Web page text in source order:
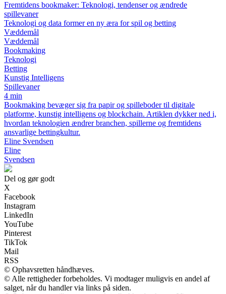
Fremtidens bookmaker: Teknologi, tendenser og ændrede
spillevaner
Teknologi og data former en ny æra for spil og betting
Væddemål
Væddemål
Bookmaking
Teknologi
Betting
Kunstig Intelligens
Spillevaner
4 min
Bookmaking bevæger sig fra papir og spilleboder til digitale
platforme, kunstig intelligens og blockchain. Artiklen dykker ned i,
hvordan teknologien ændrer branchen, spillerne og fremtidens
ansvarlige bettingkultur.
Eline Svendsen
Eline
Svendsen
Del og gør godt
X
Facebook
Instagram
LinkedIn
YouTube
Pinterest
TikTok
Mail
RSS
© Ophavsretten håndhæves.
© Alle rettigheder forbeholdes. Vi modtager muligvis en andel af
salget, når du handler via links på siden.